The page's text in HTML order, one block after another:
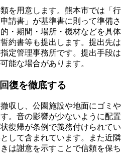
を用意します。熊本市では「行
請書」が基準書に則って準備さ
・期間・場所・機材などを具体
約書等も提出します。提出先は
定管理事務所です。提出手段は
能な場合があります。
復を徹底する
収し、公園施設や地面にゴミや
。音の影響が少ないように配置
復帰が条例で義務付けられてい
して含まれています。また近隣
は謝意を示すことで信頼を保ち